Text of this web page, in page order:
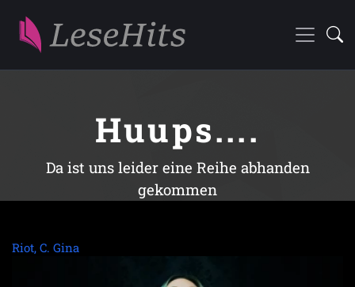
Huups....
Da ist uns leider eine Reihe abhanden
gekommen
Riot, C. Gina